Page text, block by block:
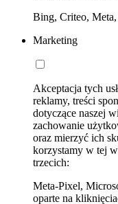
Bing, Criteo,
Marketing
Akceptacja tych
reklamy, treści
dotyczące naszej
zachowanie
oraz mierzyć ich
korzystamy w tej
trzecich:
Meta-Pixel,
oparte na